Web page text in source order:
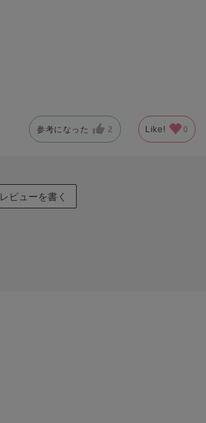
参考になった 2 Like! 0
レビューを書く